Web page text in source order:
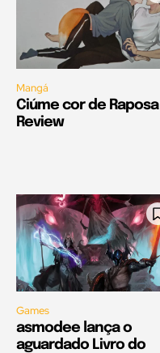
Mangá
Ciúme cor de Raposa |
Review
Games
asmodee lança o
aguardado Livro do